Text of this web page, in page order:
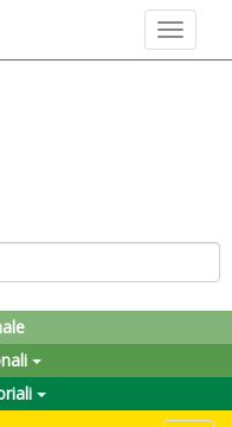
Toggle